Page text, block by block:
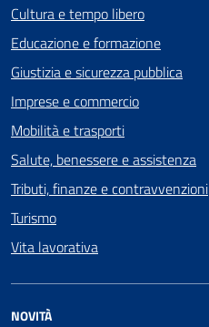
Cultura e tempo libero
Educazione e formazione
Giustizia e sicurezza pubblica
Imprese e commercio
Mobilità e trasporti
Salute, benessere e assistenza
Tributi, finanze e contravvenzioni
Turismo
Vita lavorativa
NOVITÀ